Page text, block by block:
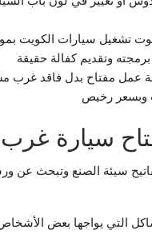
تشغيل سيارات الكويت
وتقديم كفالة حقيقة
عمل مفتاح بدل فاقد غرب
وبسعر رخيص
سيارة
سيئة الصنع وتبحث عن
التي يواجها بعض الأشخاص